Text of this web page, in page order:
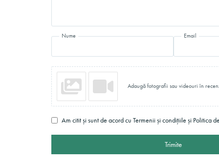
Nume Email
Adaugă fotografii sau videouri în
Am citit și sunt de acord cu Termenii și condițiile și Politica
Trimite